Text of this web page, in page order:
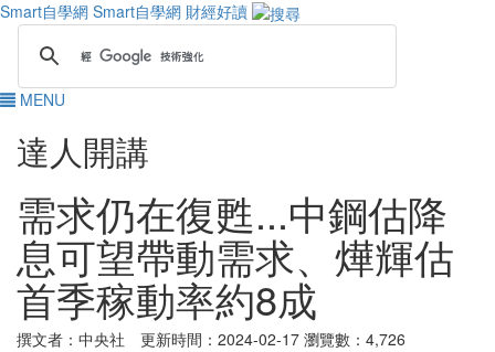
Smart自學網 Smart自學網 財經好讀
MENU
達人開講
需求仍在復甦...中鋼估降
息可望帶動需求、燁輝估
首季稼動率約8成
撰文者：中央社 更新時間：2024-02-17 瀏覽數：4,726